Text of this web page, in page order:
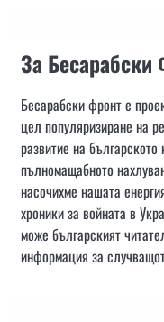
За Бесарабски
Бесарабски фронт е
цел популяризиране на
развитие на
пълномащабното
насочихме нашата
хроники за войната в
може българският
информация за